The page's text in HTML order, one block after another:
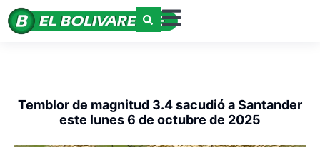
Temblor de magnitud 3.4 sacudió a Santander
este lunes 6 de octubre de 2025